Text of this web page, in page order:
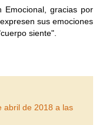
Emocional, gracias por
sus emociones
siente".
abril de 2018 a las